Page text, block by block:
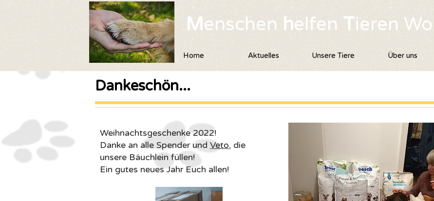
Menschen helfen Tieren
Home Aktuelles Unsere Tiere Über uns
Dankeschön...
Weihnachtsgeschenke 2022!
Danke an alle Spender und Veto, die
unsere Bäuchlein füllen!
Ein gutes neues Jahr Euch allen!